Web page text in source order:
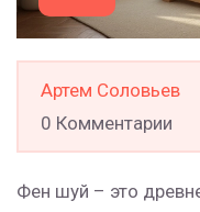
Артем Соловьев
0 Комментарии
Фен шуй – это